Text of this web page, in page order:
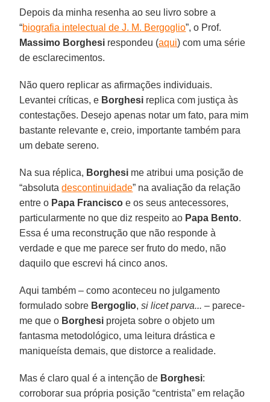
Depois da minha resenha ao seu livro sobre a
“biografia intelectual de J. M. Bergoglio”, o Prof.
Massimo Borghesi respondeu (aqui) com uma série
de esclarecimentos.
Não quero replicar as afirmações individuais.
Levantei críticas, e Borghesi replica com justiça às
contestações. Desejo apenas notar um fato, para mim
bastante relevante e, creio, importante também para
um debate sereno.
Na sua réplica, Borghesi me atribui uma posição de
“absolutadescontinuidade” na avaliação da relação
entre o Papa Francisco e os seus antecessores,
particularmente no que diz respeito ao Papa Bento.
Essa é uma reconstrução que não responde à
verdade e que me parece ser fruto do medo, não
daquilo que escrevi há cinco anos.
Aqui também – como aconteceu no julgamento
formulado sobre Bergoglio,si licet parva... – parece-
me que o Borghesi projeta sobre o objeto um
fantasma metodológico, uma leitura drástica e
maniqueísta demais, que distorce a realidade.
Mas é claro qual é a intenção de Borghesi:
corroborar sua própria posição “centrista” em relação